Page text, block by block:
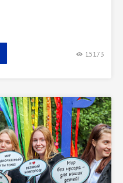
15173